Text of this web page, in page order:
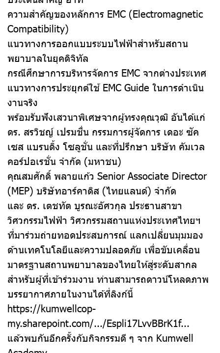
ความสำคัญของหลักการ EMC (Electromagnetic
Compatibility)
แนวทางการออกแบบระบบไฟฟ้าสำหรับสถาน
พยาบาลในยุคดิจิทัล
กรณีศึกษาการบริหารจัดการ EMC จากต่างประเทศ
แนวทางการประยุกต์ใช้ EMC Guide ในการดำเนิน
งานจริง
พร้อมรับฟังเสวนาพิเศษจากผู้ทรงคุณวุฒิ อันได้แก่
ดร. สรวิชญ์ เปรมชื่น กรรมการผู้จัดการ เดอะ ซัค
เซส แบรนดิ้ง โซลูชั่น และที่ปรึกษา บริษัท คัมเวล
คอร์ปอเรชั่น จำกัด (มหาชน)
คุณสมศักดิ์ พลายแก้ว Senior Associate Director
(MEP) บริษัทอาร์คาดิส (ไทยแลนด์) จำกัด
และ ดร. เตชทัต บูรณะอัศวกุล ประธานสาขา
วิศวกรรมไฟฟ้า วิศวกรรมสถานแห่งประเทศไทยฯ
ที่มาร่วมถ่ายทอดประสบการณ์ แลกเปลี่ยนมุมมอง
ด้านเทคโนโลยีและความปลอดภัย เพื่อขับเคลื่อน
มาตรฐานสถานพยาบาลของไทยให้สู่ระดับสากล
สำหรับผู้ที่เข้าร่วมงาน ท่านสามารถดาวน์โหลดภาพ
บรรยากาศภายในงานได้ที่ลิงก์นี้
https://kumwellcop-
my.sharepoint.com/.../Espli17LvvBBrK1f...
แล้วพบกันอีกครั้งกับกิจกรรมดี ๆ จาก Kumwell